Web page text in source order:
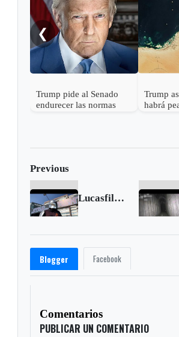
❮
Trump pide al Senado
endurecer las normas
Trump
habrá
Previous
Lucasfilm sues Chilean 'Star Wars'-themed car wash
Blogger Facebook
Comentarios
PUBLICAR UN COMENTARIO